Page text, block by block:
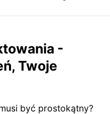
-
Twoje
być prostokątny?